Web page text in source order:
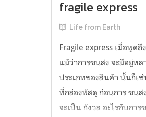
fragile express
Life from Earth
Fragile express เมื่อพูด
แม้ว่าการขนส่ง จะมีอยู่ห
ประเภทของสินค้า นั้นก็เ
ที่กล่องพัสดุ ก่อนการ ขนส่
จะเป็น กังวล อะไรกับกา